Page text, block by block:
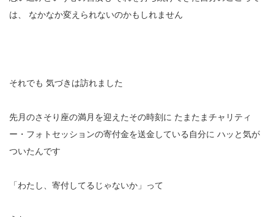
は、
なかなか変えられないのかもしれません
それでも 気づきは訪れました
先月のさそり座の満月を迎えたその時刻に たまたまチャリティ
ー・フォトセッションの寄付金を送金している自分に ハッと気が
ついたんです
「わたし、寄付してるじゃないか」って